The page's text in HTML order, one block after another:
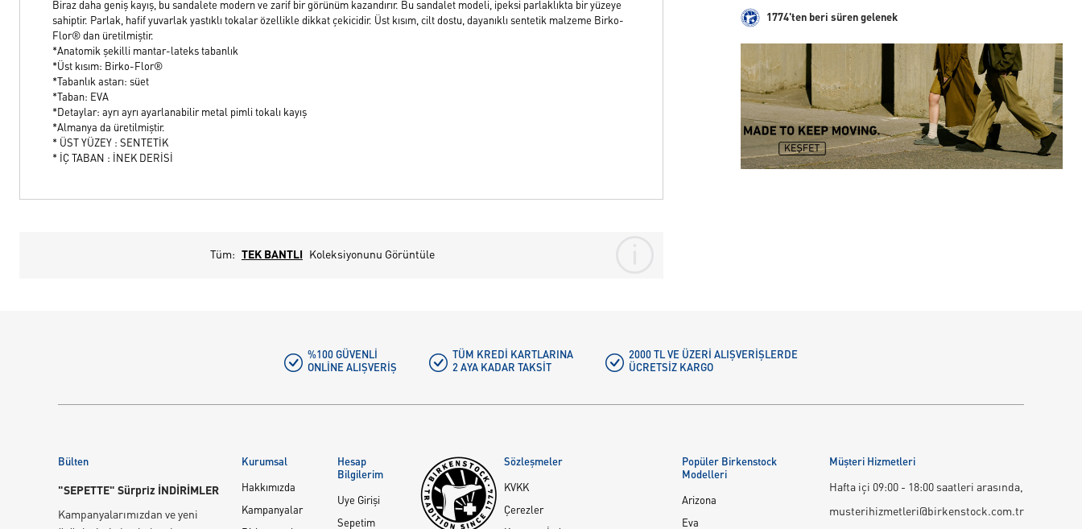
Biraz daha geniş kayış, bu sandalete modern ve zarif bir görünüm kazandırır. Bu sandalet modeli, ipeksi parlaklıkta bir yüzeye
sahiptir. Parlak, hafif yuvarlak yastıklı tokalar özellikle dikkat çekicidir. Üst kısım, cilt dostu, dayanıklı sentetik malzeme Birko-
Flor® dan üretilmiştir.
*Anatomik şekilli mantar-lateks tabanlık
*Üst kısım: Birko-Flor®
*Tabanlık astarı: süet
*Taban: EVA
*Detaylar: ayrı ayrı ayarlanabilir metal pimli tokalı kayış
*Almanya da üretilmiştir.
* ÜST YÜZEY : SENTETİK
* İÇ TABAN : İNEK DERİSİ
Tüm: TEK BANTLI Koleksiyonunu Görüntüle
1774'ten beri süren gelenek
%100 GÜVENLI
ONLINE ALIŞVERIŞ
TÜM KREDI KARTLARINA
2 AYA KADAR TAKSIT
2000 TL VE ÜZERİ ALIŞVERİŞLERDE
ÜCRETSIZ KARGO
Bülten
"SEPETTE" Sürpriz İNDİRİMLER
Kampanyalarımızdan ve yeni
Kurumsal
Hakkımızda
Kampanyalar
Hesap
Bilgilerim
Üye Girişi
Sepetim
Sözleşmeler
KVKK
Çerezler
Popüler Birkenstock
Modelleri
Arizona
Eva
Müşteri Hizmetleri
Hafta içi 09:00 - 18:00 saatleri arasında,
musterihizmetleri@birkenstock.com.tr